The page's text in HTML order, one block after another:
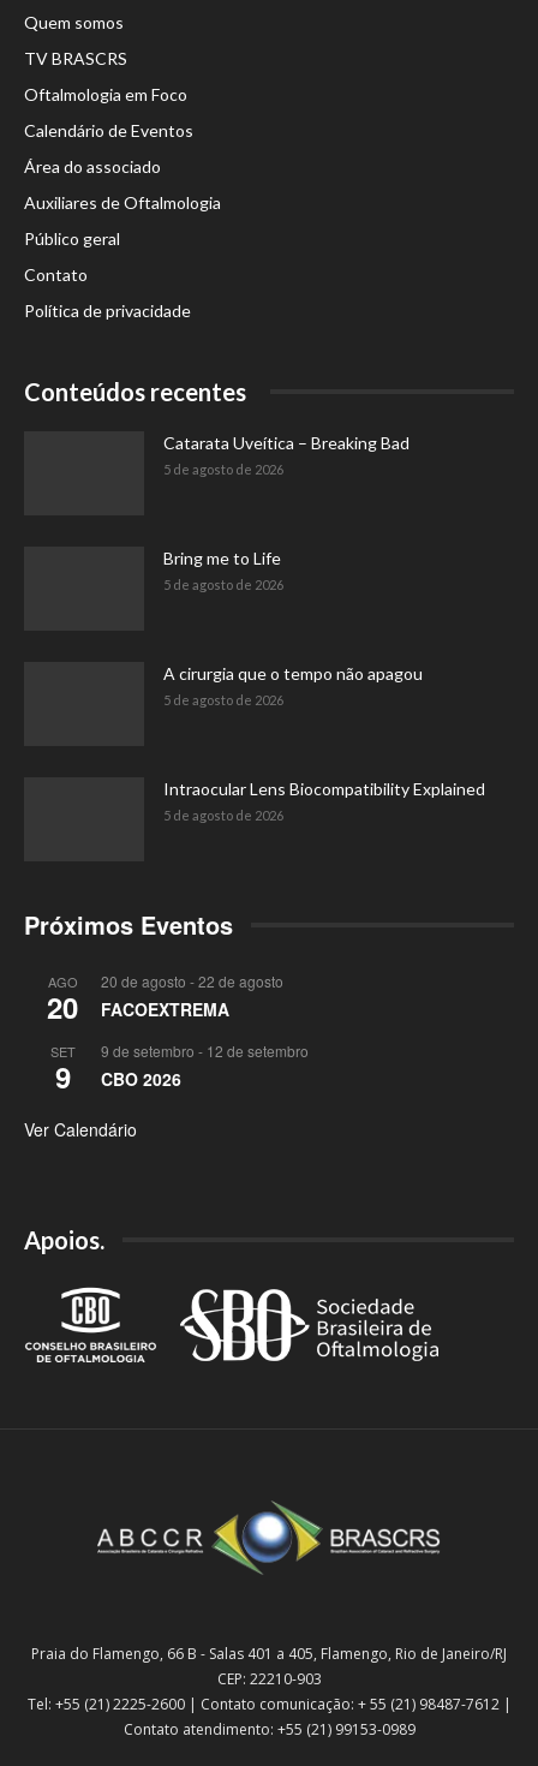
Quem somos
TV BRASCRS
Oftalmologia em Foco
Calendário de Eventos
Área do associado
Auxiliares de Oftalmologia
Público geral
Contato
Política de privacidade
Conteúdos recentes
Catarata Uveítica – Breaking Bad
5 de agosto de 2026
Bring me to Life
5 de agosto de 2026
A cirurgia que o tempo não apagou
5 de agosto de 2026
Intraocular Lens Biocompatibility Explained
5 de agosto de 2026
Próximos Eventos
AGO
20
20 de agosto -22 de agosto
FACOEXTREMA
SET
9
9 de setembro - 12 de setembro
CBO 2026
Ver Calendário
Apoios.
Praia do Flamengo, 66 B - Salas 401 a 405, Flamengo, Rio de Janeiro/RJ
CEP: 22210-903
Tel: +55 (21) 2225-2600 | Contato comunicação: + 55 (21) 98487-7612 |
Contato atendimento: +55 (21) 99153-0989